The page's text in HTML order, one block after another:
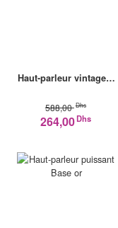
Haut-parleur vintage…
588,00Dhs
264,00Dhs